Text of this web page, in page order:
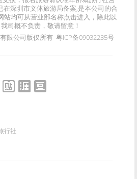
在深圳市文体旅游局备案,是本公司的合
站均可从营业部名称点击进入，除此以
司概不负责，敬请留意！
限公司版仅所有 粤ICP备09032235号
行社